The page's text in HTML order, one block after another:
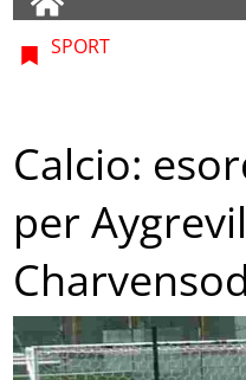
SPORT
Calcio:
per
Charvensod